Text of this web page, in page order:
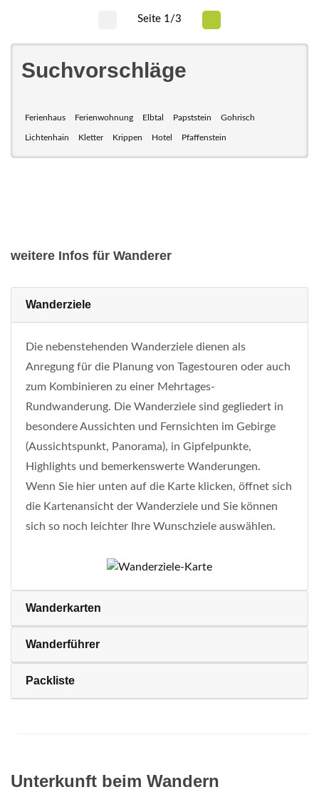
Seite 1/3
Suchvorschläge
Ferienhaus Ferienwohnung Elbtal Papststein Gohrisch
Lichtenhain Kletter Krippen Hotel Pfaffenstein
weitere Infos für Wanderer
Wanderziele
Die nebenstehenden Wanderziele dienen als
Anregung für die Planung von Tagestouren oder auch
zum Kombinieren zu einer Mehrtages-
Rundwanderung. Die Wanderziele sind gegliedert in
besondere Aussichten und Fernsichten im Gebirge
(Aussichtspunkt, Panorama), in Gipfelpunkte,
Highlights und bemerkenswerte Wanderungen.
Wenn Sie hier unten auf die Karte klicken, öffnet sich
die Kartenansicht der Wanderziele und Sie können
sich so noch leichter Ihre Wunschziele auswählen.
Wanderkarten
Wanderführer
Packliste
Unterkunft beim Wandern